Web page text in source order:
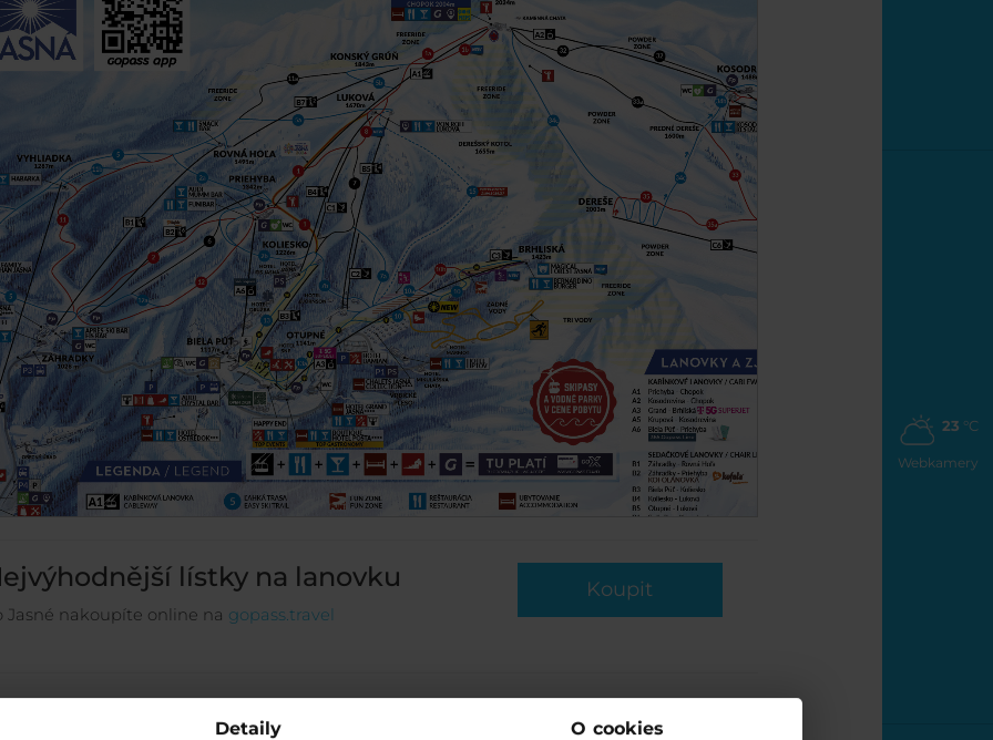
Detaily O cookies
23 °C
Webkamery
lístky na lanovku
Jasné nakoupíte online na gopass.travel
Koupit